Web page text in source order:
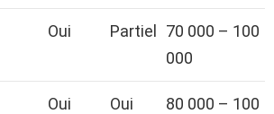
Oui Partiel
70 000 – 100
000
Oui Oui
80 000 – 100